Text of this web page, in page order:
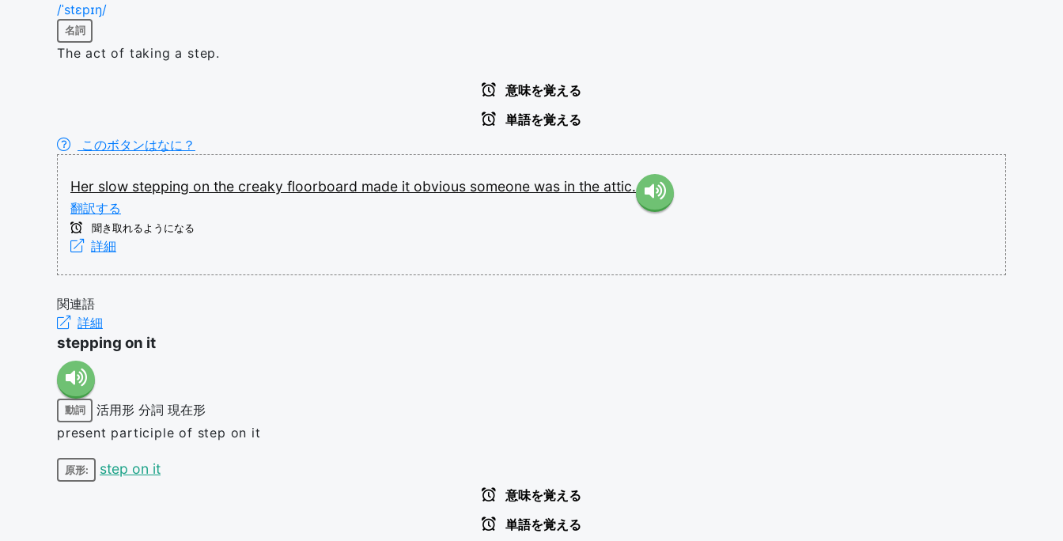
/ˈstɛpɪŋ/
名詞
The act of taking a step.
意味を覚える
単語を覚える
このボタンはなに？
Her slow stepping on the creaky floorboard made it obvious someone was in the attic.
翻訳する
聞き取れるようになる
詳細
関連語
詳細
stepping on it
動詞 活用形 分詞 現在形
present participle of step on it
原形: step on it
意味を覚える
単語を覚える